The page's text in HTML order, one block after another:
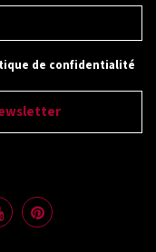
de confidentialité